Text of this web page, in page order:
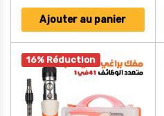
Ajouter au panier
16% Réduction